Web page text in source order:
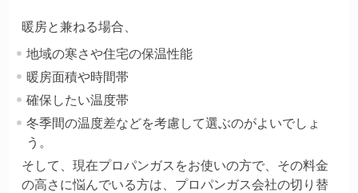
暖房と兼ねる場合、
地域の寒さや住宅の保温性能
暖房面積や時間帯
確保したい温度帯
冬季間の温度差などを考慮して選ぶのがよいでしょ
う。
そして、現在プロパンガスをお使いの方で、その料金
の高さに悩んでいる方は、プロパンガス会社の切り替